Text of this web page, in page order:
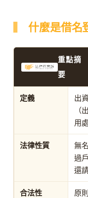
什麼是借名
重點摘
要
定義
出
（
用
法律性質
無
過
還
合法性
原